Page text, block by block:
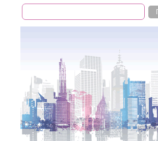
Пошукова форма
Пошук